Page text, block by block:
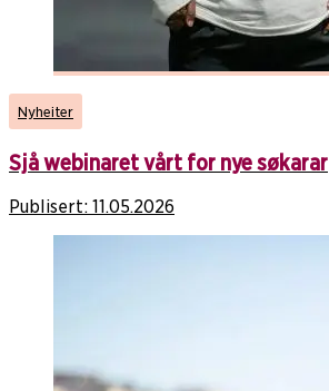
Nyheiter
Sjå webinaret vårt for nye søkarar
Publisert: 11.05.2026